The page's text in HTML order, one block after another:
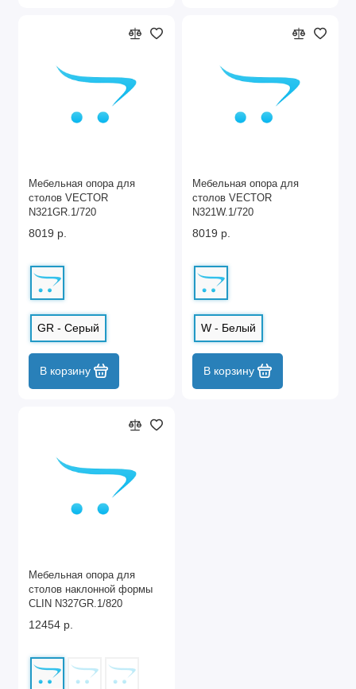
Мебельная опора для
столов VECTOR
N321GR.1/720
8019 р.
GR - Серый
В корзину
Мебельная опора для
столов VECTOR
N321W.1/720
8019 р.
W - Белый
В корзину
Мебельная опора для
столов наклонной формы
CLIN N327GR.1/820
12454 р.